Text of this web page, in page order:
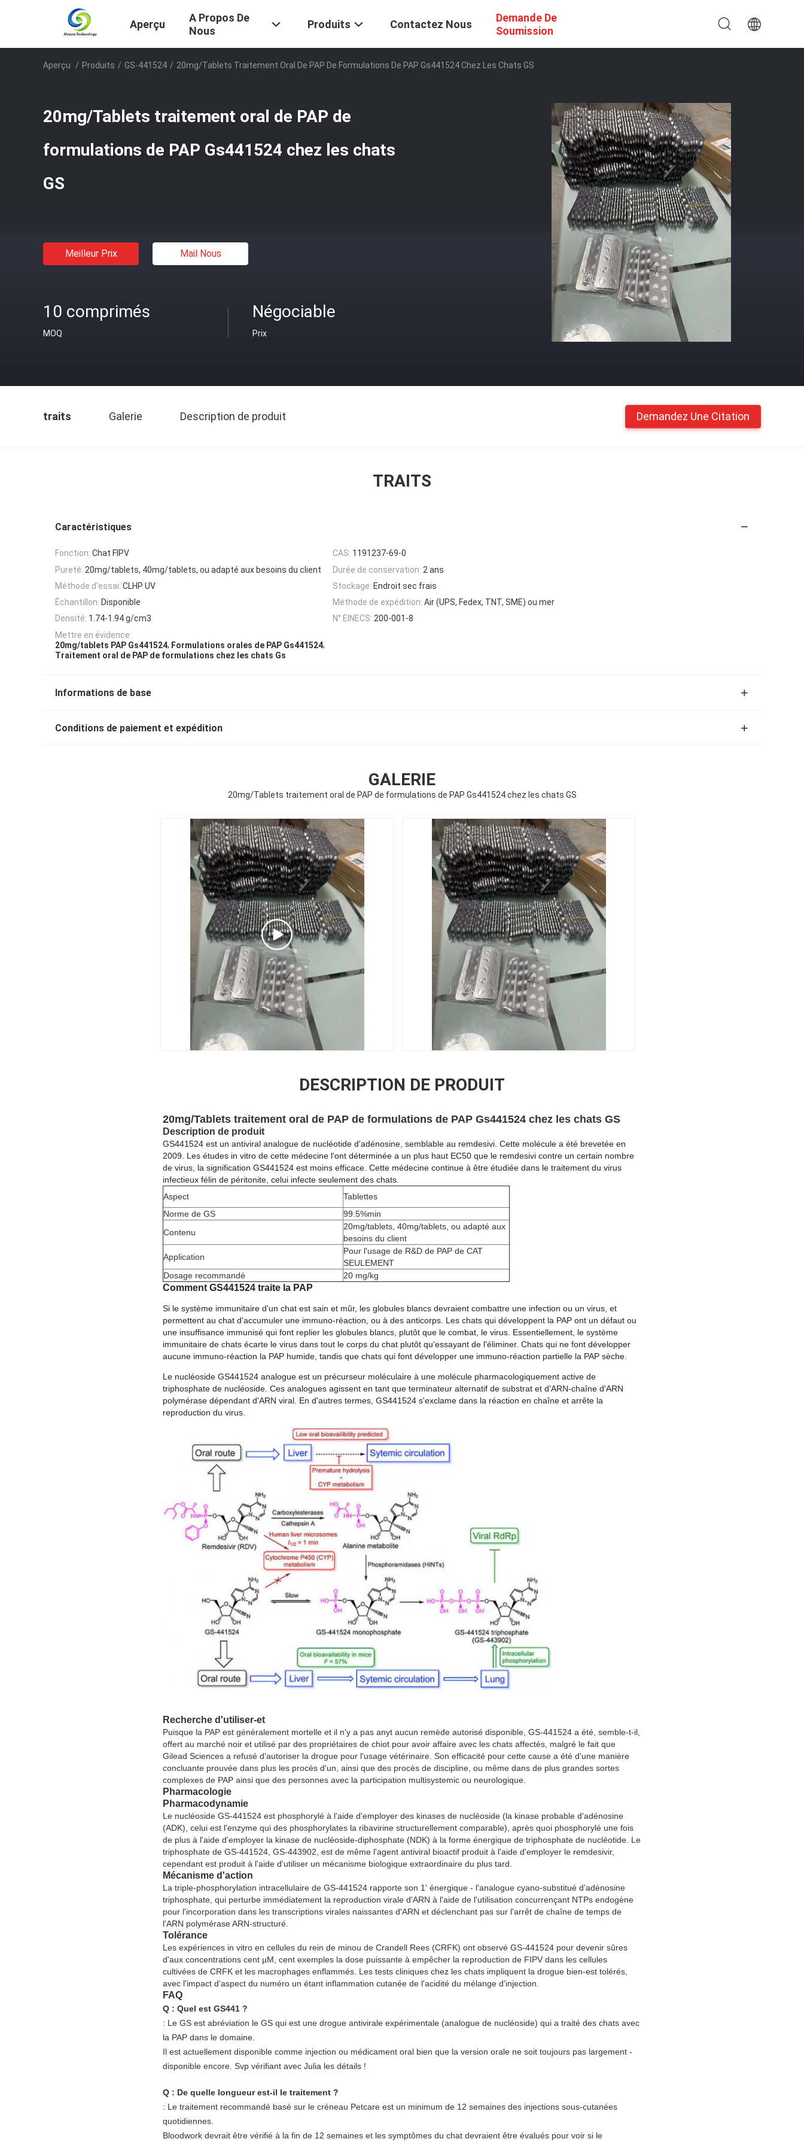
Aperçu
A Propos De
Nous
Produits Contactez Nous
Demande De
Soumission
Aperçu / Produits / GS-441524 / 20mg/Tablets Traitement Oral De PAP De Formulations De PAP Gs441524 Chez Les Chats GS
20mg/Tablets traitement oral de PAP de
formulations de PAP Gs441524 chez les chats
GS
Meilleur Prix Mail Nous
10 comprimés
MOQ
Négociable
Prix
traits Galerie Description de produit Demandez Une Citation
TRAITS
Caractéristiques
Fonction: Chat FIPV CAS: 1191237-69-0
Pureté: 20mg/tablets, 40mg/tablets, ou adapté aux besoins du client Durée de conservation: 2 ans
Méthode d'essai: CLHP UV Stockage: Endroit sec frais
Échantillon: Disponible Méthode de expédition: Air (UPS, Fedex, TNT, SME) ou mer
Densité: 1.74-1.94 g/cm3 N° EINECS: 200-001-8
Mettre en évidence:
20mg/tablets PAP Gs441524, Formulations orales de PAP Gs441524,
Traitement oral de PAP de formulations chez les chats Gs
Informations de base
Conditions de paiement et expédition
GALERIE
20mg/Tablets traitement oral de PAP de formulations de PAP Gs441524 chez les chats GS
DESCRIPTION DE PRODUIT
20mg/Tablets traitement oral de PAP de formulations de PAP Gs441524 chez les chats GS
Description de produit
GS441524 est un antiviral analogue de nucléotide d'adénosine, semblable au remdesivi. Cette molécule a été brevetée en
2009. Les études in vitro de cette médecine l'ont déterminée a un plus haut EC50 que le remdesivi contre un certain nombre
de virus, la signification GS441524 est moins efficace. Cette médecine continue à être étudiée dans le traitement du virus
infectieux félin de péritonite, celui infecte seulement des chats.
Aspect
Tablettes
Norme de GS
99.5%min
Contenu
20mg/tablets, 40mg/tablets, ou adapté aux
besoins du client
Application
Pour l'usage de R&D de PAP de CAT
SEULEMENT
Dosage recommandé
20 mg/kg
Comment GS441524 traite la PAP
Si le système immunitaire d'un chat est sain et mûr, les globules blancs devraient combattre une infection ou un virus, et
permettent au chat d'accumuler une immuno-réaction, ou à des anticorps. Les chats qui développent la PAP ont un défaut ou
une insuffisance immunisé qui font replier les globules blancs, plutôt que le combat, le virus. Essentiellement, le système
immunitaire de chats écarte le virus dans tout le corps du chat plutôt qu'essayant de l'éliminer. Chats qui ne font développer
aucune immuno-réaction la PAP humide, tandis que chats qui font développer une immuno-réaction partielle la PAP sèche.
Le nucléoside GS441524 analogue est un précurseur moléculaire à une molécule pharmacologiquement active de
triphosphate de nucléoside. Ces analogues agissent en tant que terminateur alternatif de substrat et d'ARN-chaîne d'ARN
polymérase dépendant d'ARN viral. En d'autres termes, GS441524 s'exclame dans la réaction en chaîne et arrête la
reproduction du virus.
Recherche d'utiliser-et
Puisque la PAP est généralement mortelle et il n'y a pas anyt aucun remède autorisé disponible, GS-441524 a été, semble-t-il,
offert au marché noir et utilisé par des propriétaires de chiot pour avoir affaire avec les chats affectés, malgré le fait que
Gilead Sciences a refusé d'autoriser la drogue pour l'usage vétérinaire. Son efficacité pour cette cause a été d'une manière
concluante prouvée dans plus les procès d'un, ainsi que des procès de discipline, ou même dans de plus grandes sortes
complexes de PAP ainsi que des personnes avec la participation multisystemic ou neurologique.
Pharmacologie
Pharmacodynamie
Le nucléoside GS-441524 est phosphorylé à l'aide d'employer des kinases de nucléoside (la kinase probable d'adénosine
(ADK), celui est l'enzyme qui des phosphorylates la ribavirine structurellement comparable), après quoi phosphorylé une fois
de plus à l'aide d'employer la kinase de nucléoside-diphosphate (NDK) à la forme énergique de triphosphate de nucléotide. Le
triphosphate de GS-441524, GS-443902, est de même l'agent antiviral bioactif produit à l'aide d'employer le remdesivir,
cependant est produit à l'aide d'utiliser un mécanisme biologique extraordinaire du plus tard.
Mécanisme d'action
La triple-phosphorylation intracellulaire de GS-441524 rapporte son 1' énergique - l'analogue cyano-substitué d'adénosine
triphosphate, qui perturbe immédiatement la reproduction virale d'ARN à l'aide de l'utilisation concurrençant NTPs endogène
pour l'incorporation dans les transcriptions virales naissantes d'ARN et déclenchant pas sur l'arrêt de chaîne de temps de
l'ARN polymérase ARN-structuré.
Tolérance
Les expériences in vitro en cellules du rein de minou de Crandell Rees (CRFK) ont observé GS-441524 pour devenir sûres
d'aux concentrations cent µM, cent exemples la dose puissante à empêcher la reproduction de FIPV dans les cellules
cultivées de CRFK et les macrophages enflammés. Les tests cliniques chez les chats impliquent la drogue bien-est tolérés,
avec l'impact d'aspect du numéro un étant inflammation cutanée de l'acidité du mélange d'injection.
FAQ
Q : Quel est GS441 ?
: Le GS est abréviation le GS qui est une drogue antivirale expérimentale (analogue de nucléoside) qui a traité des chats avec
la PAP dans le domaine.
Il est actuellement disponible comme injection ou médicament oral bien que la version orale ne soit toujours pas largement -
disponible encore. Svp vérifiant avec Julia les détails !
Q : De quelle longueur est-il le traitement ?
: Le traitement recommandé basé sur le créneau Petcare est un minimum de 12 semaines des injections sous-cutanées
quotidiennes.
Bloodwork devrait être vérifié à la fin de 12 semaines et les symptômes du chat devraient être évalués pour voir si le